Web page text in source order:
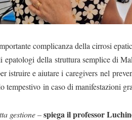
complicanza della cirrosi
epatologi della struttura semplice di
istruire e aiutare i caregivers nel
tempestivo in caso di manifestazioni
gestione –spiega il professor